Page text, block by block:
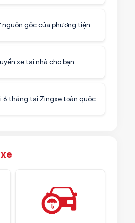
nguồn gốc của phương tiện
xe tại nhà cho bạn
6 tháng tại Zingxe toàn quốc